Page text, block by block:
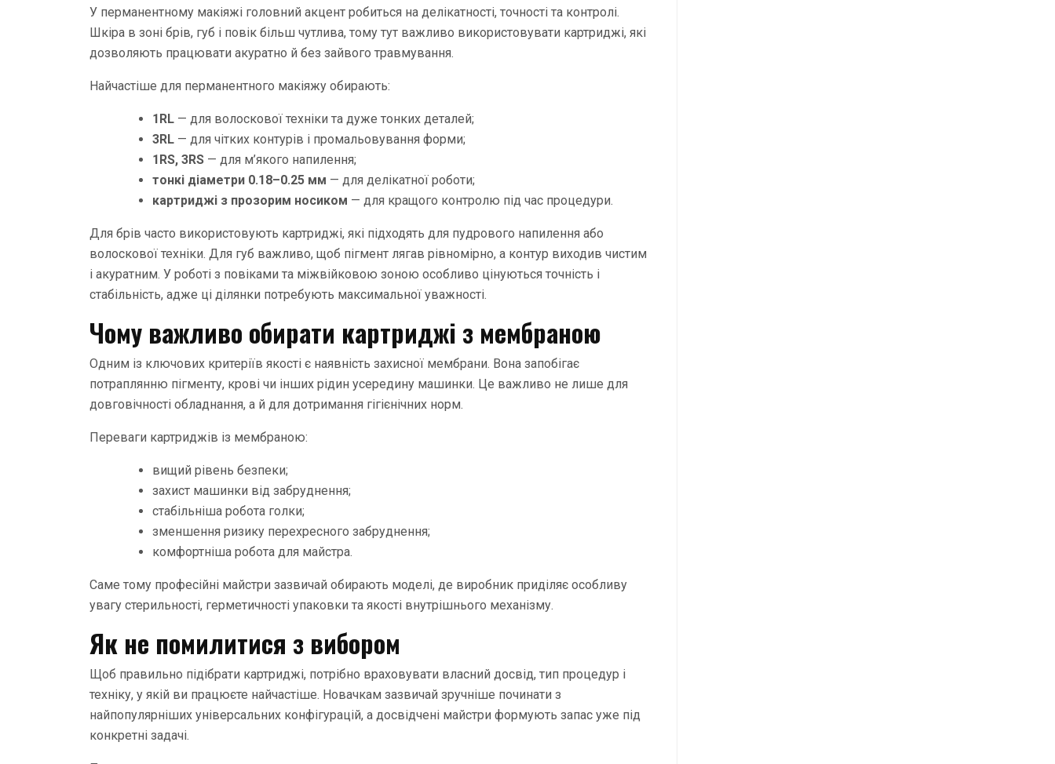
У перманентному макіяжі головний акцент робиться на делікатності, точності та контролі.
Шкіра в зоні брів, губ і повік більш чутлива, тому тут важливо використовувати картриджі, які
дозволяють працювати акуратно й без зайвого травмування.
Найчастіше для перманентного макіяжу обирають:
1RL — для волоскової техніки та дуже тонких деталей;
3RL — для чітких контурів і промальовування форми;
1RS, 3RS — для м’якого напилення;
тонкі діаметри 0.18–0.25 мм — для делікатної роботи;
картриджі з прозорим носиком — для кращого контролю під час процедури.
Для брів часто використовують картриджі, які підходять для пудрового напилення або
волоскової техніки. Для губ важливо, щоб пігмент лягав рівномірно, а контур виходив чистим
і акуратним. У роботі з повіками та міжвійковою зоною особливо цінуються точність і
стабільність, адже ці ділянки потребують максимальної уважності.
Чому важливо обирати картриджі з мембраною
Одним із ключових критеріїв якості є наявність захисної мембрани. Вона запобігає
потраплянню пігменту, крові чи інших рідин усередину машинки. Це важливо не лише для
довговічності обладнання, а й для дотримання гігієнічних норм.
Переваги картриджів із мембраною:
вищий рівень безпеки;
захист машинки від забруднення;
стабільніша робота голки;
зменшення ризику перехресного забруднення;
комфортніша робота для майстра.
Саме тому професійні майстри зазвичай обирають моделі, де виробник приділяє особливу
увагу стерильності, герметичності упаковки та якості внутрішнього механізму.
Як не помилитися з вибором
Щоб правильно підібрати картриджі, потрібно враховувати власний досвід, тип процедур і
техніку, у якій ви працюєте найчастіше. Новачкам зазвичай зручніше починати з
найпопулярніших універсальних конфігурацій, а досвідчені майстри формують запас уже під
конкретні задачі.